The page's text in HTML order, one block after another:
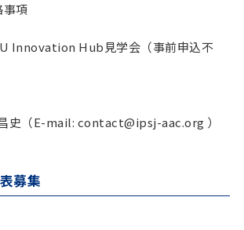
事項
Innovation Hub見学会（事前申込不
史（E-mail: contact@ipsj-aac.org ）
募集